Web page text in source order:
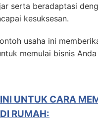
serta beradaptasi
kesuksesan.
usaha ini
memulai bisnis
UNTUK CARA
RUMAH: